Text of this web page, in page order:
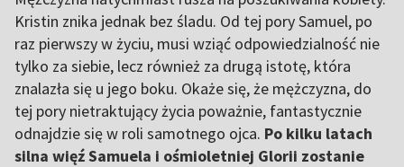
Kristin znika jednak bez śladu. Od tej pory Samuel, po
raz pierwszy w życiu, musi wziąć odpowiedzialność nie
tylko za siebie, lecz również za drugą istotę, która
znalazła się u jego boku. Okaże się, że mężczyzna, do
tej pory nietraktujący życia poważnie, fantastycznie
odnajdzie się w roli samotnego ojca. Po kilku latach
silna więź Samuela i ośmioletniej Glorii zostanie